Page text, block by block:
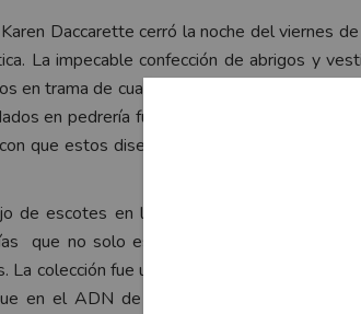
Daccarette cerró la noche del viernes
La impecable confección de abrigos y
en trama de cuadros, las faldas pitillo
en pedrería fueron los elementos más
que estos diseñadores mezclan y encajan
de escotes en la espaldas de la marca
que no solo estuvo representados en los
colección fue un conjunto de piezas
en el ADN de la marca está muy